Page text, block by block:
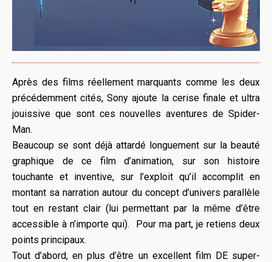
Après des films réellement marquants comme les deux
précédemment cités, Sony ajoute la cerise finale et ultra
jouissive que sont ces nouvelles aventures de Spider-
Man.
Beaucoup se sont déjà attardé longuement sur la beauté
graphique de ce film d’animation, sur son histoire
touchante et inventive, sur l’exploit qu’il accomplit en
montant sa narration autour du concept d’univers parallèle
tout en restant clair (lui permettant par la même d’être
accessible à n’importe qui). Pour ma part, je retiens deux
points principaux.
Tout d’abord, en plus d’être un excellent film DE super-